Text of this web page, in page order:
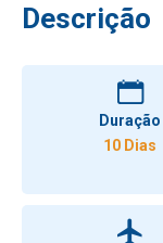
Descrição
Duração
10 Dias